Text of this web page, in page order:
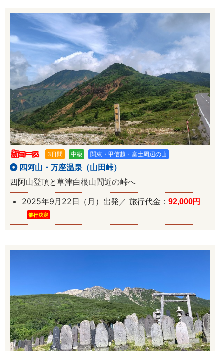
新コース 3日間 中級 関東・甲信越・富士周辺の山
四阿山・万座温泉（山田峠）
四阿山登頂と草津白根山間近の峠へ
2025年9月22日（月）出発／ 旅行代金： 92,000円
催行決定